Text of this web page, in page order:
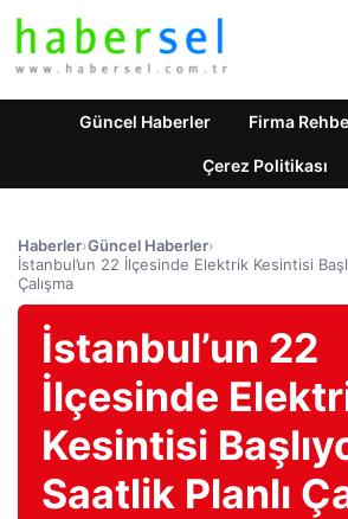
Güncel Haberler Firma
Çerez Politikası
Haberler›Güncel Haberler›
İstanbul’un 22 İlçesinde Elektrik Kesintisi
Çalışma
İstanbul’un 22
İlçesinde
Kesintisi
Saatlik Planlı